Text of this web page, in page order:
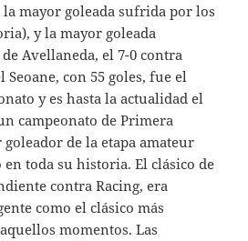
mayor goleada sufrida por los
y la mayor goleada
Avellaneda, el 7-0 contra
Seoane, con 55 goles, fue el
y es hasta la actualidad el
campeonato de Primera
de la etapa amateur
toda su historia. El clásico de
contra Racing, era
como el clásico más
momentos. Las